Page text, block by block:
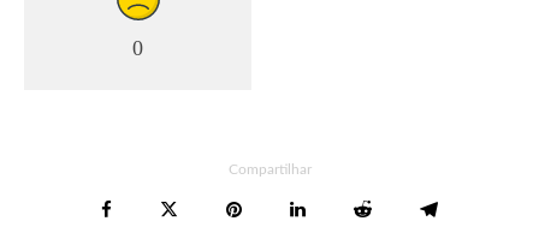
0
Compartilhar